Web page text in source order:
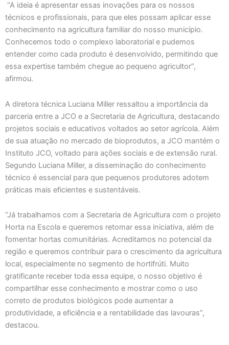
“A ideia é apresentar essas inovações para os nossos
técnicos e profissionais, para que eles possam aplicar esse
conhecimento na agricultura familiar do nosso município.
Conhecemos todo o complexo laboratorial e pudemos
entender como cada produto é desenvolvido, permitindo que
essa expertise também chegue ao pequeno agricultor”,
afirmou.
A diretora técnica Luciana Miller ressaltou a importância da
parceria entre a JCO e a Secretaria de Agricultura, destacando
projetos sociais e educativos voltados ao setor agrícola. Além
de sua atuação no mercado de bioprodutos, a JCO mantém o
Instituto JCO, voltado para ações sociais e de extensão rural.
Segundo Luciana Miller, a disseminação do conhecimento
técnico é essencial para que pequenos produtores adotem
práticas mais eficientes e sustentáveis.
“Já trabalhamos com a Secretaria de Agricultura com o projeto
Horta na Escola e queremos retomar essa iniciativa, além de
fomentar hortas comunitárias. Acreditamos no potencial da
região e queremos contribuir para o crescimento da agricultura
local, especialmente no segmento de hortifrúti. Muito
gratificante receber toda essa equipe, o nosso objetivo é
compartilhar esse conhecimento e mostrar como o uso
correto de produtos biológicos pode aumentar a
produtividade, a eficiência e a rentabilidade das lavouras”,
destacou.